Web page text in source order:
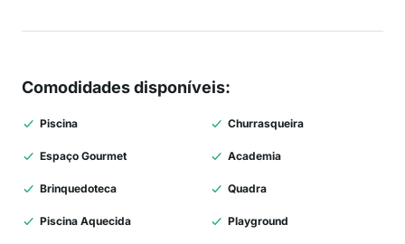
Comodidades disponíveis:
Piscina Churrasqueira
Espaço Gourmet Academia
Brinquedoteca Quadra
Piscina Aquecida Playground